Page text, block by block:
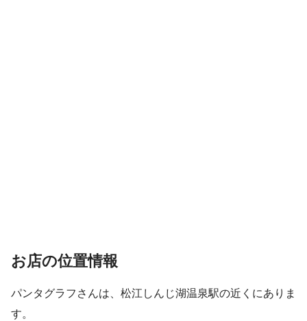
お店の位置情報
パンタグラフさんは、松江しんじ湖温泉駅の近くにありま
す。